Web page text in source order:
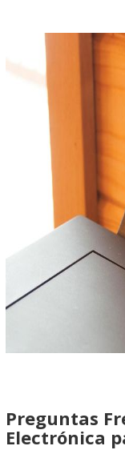
Preguntas
Electrónica